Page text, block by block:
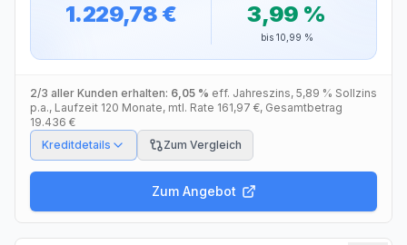
1.229,78 € 3,99 %
bis 10,99 %
2/3 aller Kunden erhalten: 6,05 % eff. Jahreszins, 5,89 % Sollzins
p.a., Laufzeit 120 Monate, mtl. Rate 161,97 €, Gesamtbetrag
19.436 €
Kreditdetails
Zum Vergleich
Zum Angebot